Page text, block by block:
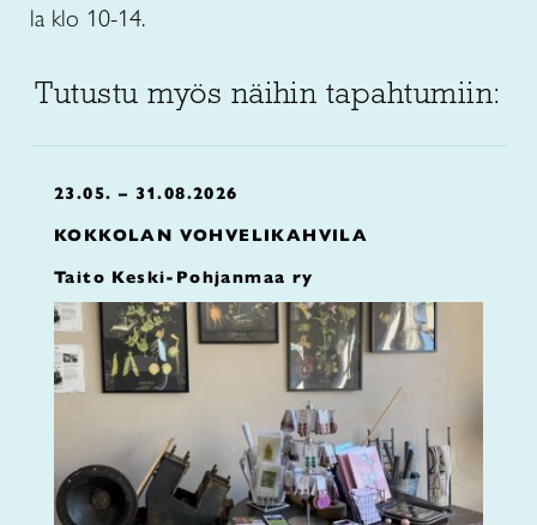
la klo 10-14.
Tutustu myös näihin tapahtumiin:
23.05. – 31.08.2026
KOKKOLAN VOHVELIKAHVILA
Taito Keski-Pohjanmaa ry